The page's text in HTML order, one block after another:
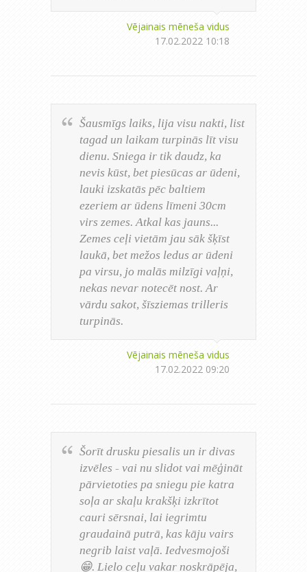
Vējainais mēneša vidus
17.02.2022 10:18
Šausmīgs laiks, lija visu nakti, list
tagad un laikam turpinās līt visu
dienu. Sniega ir tik daudz, ka
nevis kūst, bet piesūcas ar ūdeni,
lauki izskatās pēc baltiem
ezeriem ar ūdens līmeni 30cm
virs zemes. Atkal kas jauns...
Zemes ceļi vietām jau sāk šķīst
laukā, bet mežos ledus ar ūdeni
pa virsu, jo malās milzīgi vaļņi,
nekas nevar notecēt nost. Ar
vārdu sakot, šīsziemas trilleris
turpinās.
Vējainais mēneša vidus
17.02.2022 09:20
Šorīt drusku piesalis un ir divas
izvēles - vai nu slidot vai mēģināt
pārvietoties pa sniegu pie katra
soļa ar skaļu krakšķi izkrītot
cauri sērsnai, lai iegrimtu
graudainā putrā, kas kāju vairs
negrib laist vaļā. Iedvesmojoši
😁. Lielo ceļu vakar noskrāpēja,